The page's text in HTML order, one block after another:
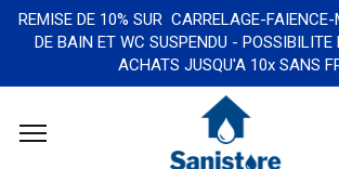
REMISE DE 10% SUR CARRELAGE-
DE BAIN ET WC SUSPENDU - POSSIBILITE
ACHATS JUSQU'A 10x SANS